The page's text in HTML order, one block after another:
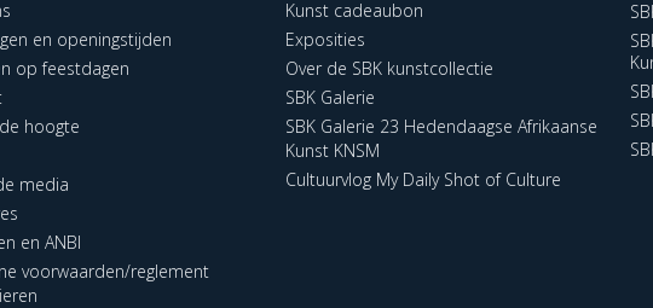
en openingstijden
op feestdagen
hoogte
media
en ANBI
voorwaarden/reglement
Kunst cadeaubon
Exposities
Over de SBK kunstcollectie
SBK Galerie
SBK Galerie 23 Hedendaagse Afrikaanse
Kunst KNSM
Cultuurvlog My Daily Shot of Culture